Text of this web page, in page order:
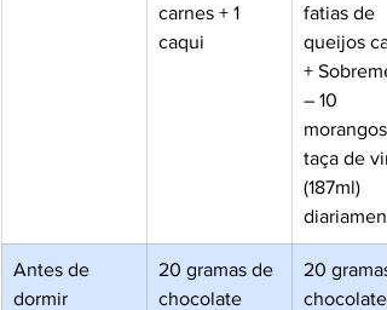
carnes + 1
caqui
fatias de
queijos
+
– 10
morangos
taça de
(187ml)
Antes de
dormir
20 gramas de
chocolate
20
chocolate